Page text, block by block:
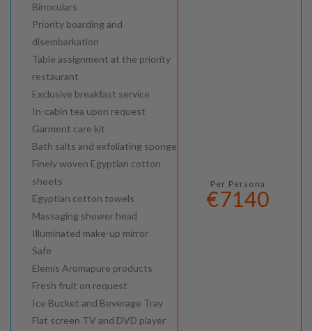
Binoculars
Priority boarding and
disembarkation
Table assignment at the priority
restaurant
Exclusive breakfast service
In-cabin tea upon request
Garment care kit
Bath salts and exfoliating sponge
Finely woven Egyptian cotton
sheets
Egyptian cotton towels
Massaging shower head
Illuminated make-up mirror
Safe
Elemis Aromapure products
Fresh fruit on request
Ice Bucket and Beverage Tray
Flat screen TV and DVD player
Per Persona
€7140